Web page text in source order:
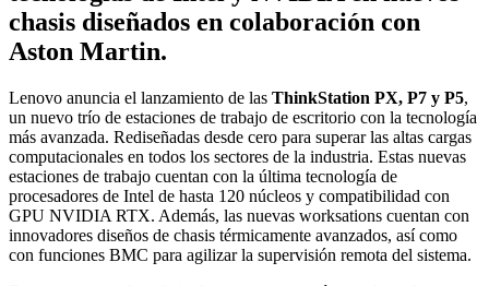
chasis diseñados en colaboración con
Aston Martin.
Lenovo anuncia el lanzamiento de las ThinkStation PX, P7 y P5,
un nuevo trío de estaciones de trabajo de escritorio con la tecnología
más avanzada. Rediseñadas desde cero para superar las altas cargas
computacionales en todos los sectores de la industria. Estas nuevas
estaciones de trabajo cuentan con la última tecnología de
procesadores de Intel de hasta 120 núcleos y compatibilidad con
GPU NVIDIA RTX. Además, las nuevas worksations cuentan con
innovadores diseños de chasis térmicamente avanzados, así como
con funciones BMC para agilizar la supervisión remota del sistema.